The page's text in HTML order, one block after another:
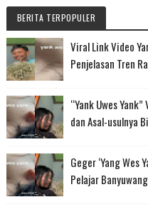
BERITA TERPOPULER
Viral Link Video
Penjelasan Tren
“Yank Uwes
dan Asal-usulnya
Geger ‘Yang Wes
Pelajar